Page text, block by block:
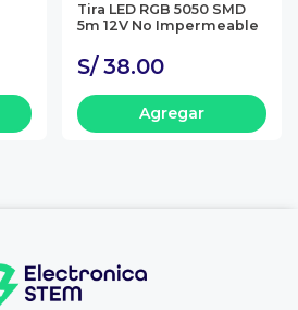
Tira LED RGB 5050 SMD
5m 12V No Impermeable
S/ 38.00
Agregar